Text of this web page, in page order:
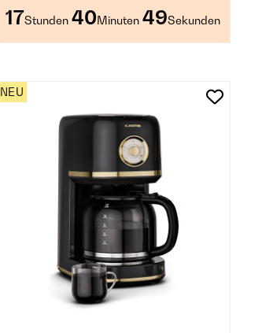
17Stunden 40Minuten 46Sekunden
NEU